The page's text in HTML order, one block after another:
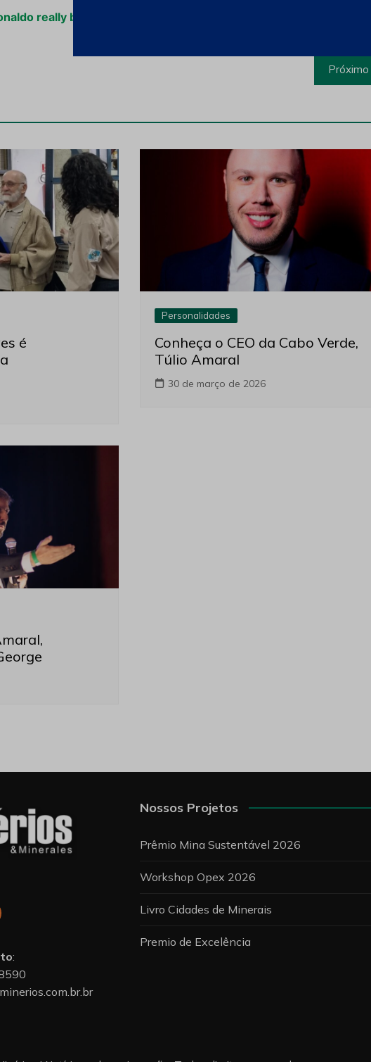
really be about to leave Real Madrid?
Próximo
é
Personalidades
Conheça o CEO da Cabo Verde,
Túlio Amaral
30 de março de 2026
:
Nossos Projetos
Prêmio Mina Sustentável 2026
Workshop Opex 2026
Livro Cidades de Minerais
Premio de Excelência